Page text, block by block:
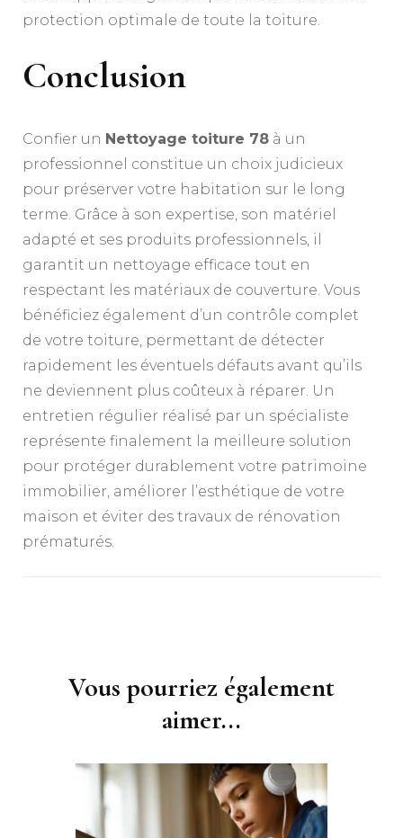
protection optimale de toute la toiture.
Conclusion
Confier un Nettoyage toiture 78 à un
professionnel constitue un choix judicieux
pour préserver votre habitation sur le long
terme. Grâce à son expertise, son matériel
adapté et ses produits professionnels, il
garantit un nettoyage efficace tout en
respectant les matériaux de couverture. Vous
bénéficiez également d’un contrôle complet
de votre toiture, permettant de détecter
rapidement les éventuels défauts avant qu’ils
ne deviennent plus coûteux à réparer. Un
entretien régulier réalisé par un spécialiste
représente finalement la meilleure solution
pour protéger durablement votre patrimoine
immobilier, améliorer l’esthétique de votre
maison et éviter des travaux de rénovation
prématurés.
Vous pourriez également
aimer...